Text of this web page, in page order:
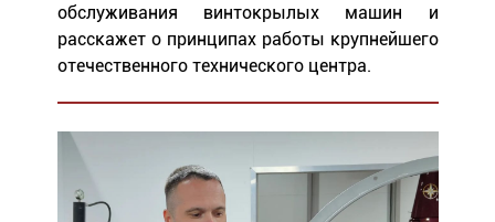
обслуживания винтокрылых машин и
расскажет о принципах работы крупнейшего
отечественного технического центра.